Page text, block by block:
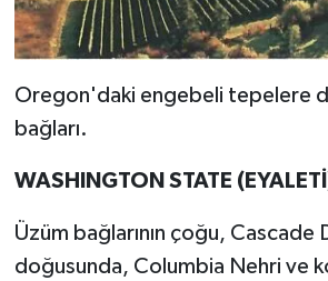
Oregon'daki engebeli tepelere
bağları.
WASHINGTON STATE
Üzüm bağlarının çoğu, Cascade
doğusunda, Columbia Nehri ve